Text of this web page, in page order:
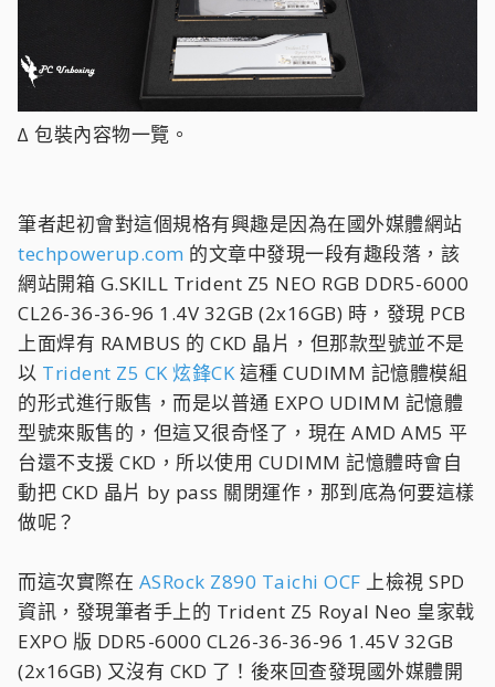
∆ 包裝內容物一覽。
筆者起初會對這個規格有興趣是因為在國外媒體網站
techpowerup.com 的文章中發現一段有趣段落，該
網站開箱 G.SKILL Trident Z5 NEO RGB DDR5-6000
CL26-36-36-96 1.4V 32GB (2x16GB) 時，發現 PCB
上面焊有 RAMBUS 的 CKD 晶片，但那款型號並不是
以 Trident Z5 CK 炫鋒CK這種 CUDIMM 記憶體模組
的形式進行販售，而是以普通 EXPO UDIMM 記憶體
型號來販售的，但這又很奇怪了，現在 AMD AM5 平
台還不支援 CKD，所以使用 CUDIMM 記憶體時會自
動把 CKD 晶片 by pass 關閉運作，那到底為何要這樣
做呢？
而這次實際在 ASRock Z890 Taichi OCF 上檢視 SPD
資訊，發現筆者手上的 Trident Z5 Royal Neo 皇家戟
EXPO 版 DDR5-6000 CL26-36-36-96 1.45V 32GB
(2x16GB) 又沒有 CKD 了！後來回查發現國外媒體開